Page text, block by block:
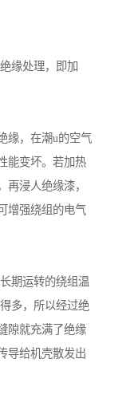
缘处理，即加
缘，在潮u的空气
能变坏。若加热
再浸人绝缘漆，
增强绕组的电气
期运转的绕组温
多，所以经过绝
隙就充满了绝缘
导给机壳散发出